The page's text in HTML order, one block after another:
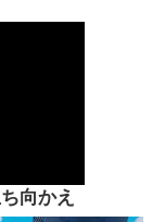
向かえ